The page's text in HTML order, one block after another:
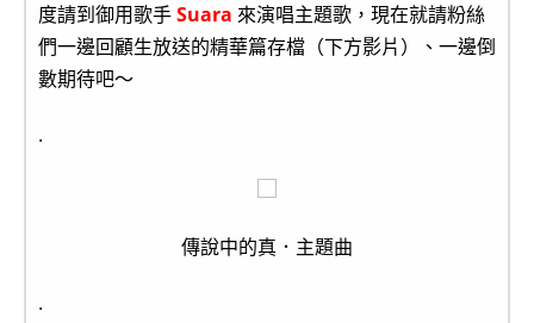
度請到御用歌手Suara 來演唱主題歌，現在就請粉絲
們一邊回顧生放送的精華篇存檔（下方影片）、一邊倒
數期待吧～
.
傳說中的真．主題曲
.